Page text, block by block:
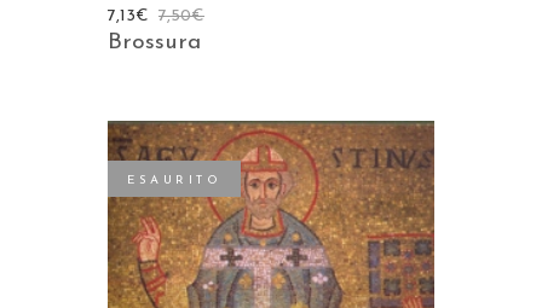
7,50€
7,13€
Brossura
ESAURITO